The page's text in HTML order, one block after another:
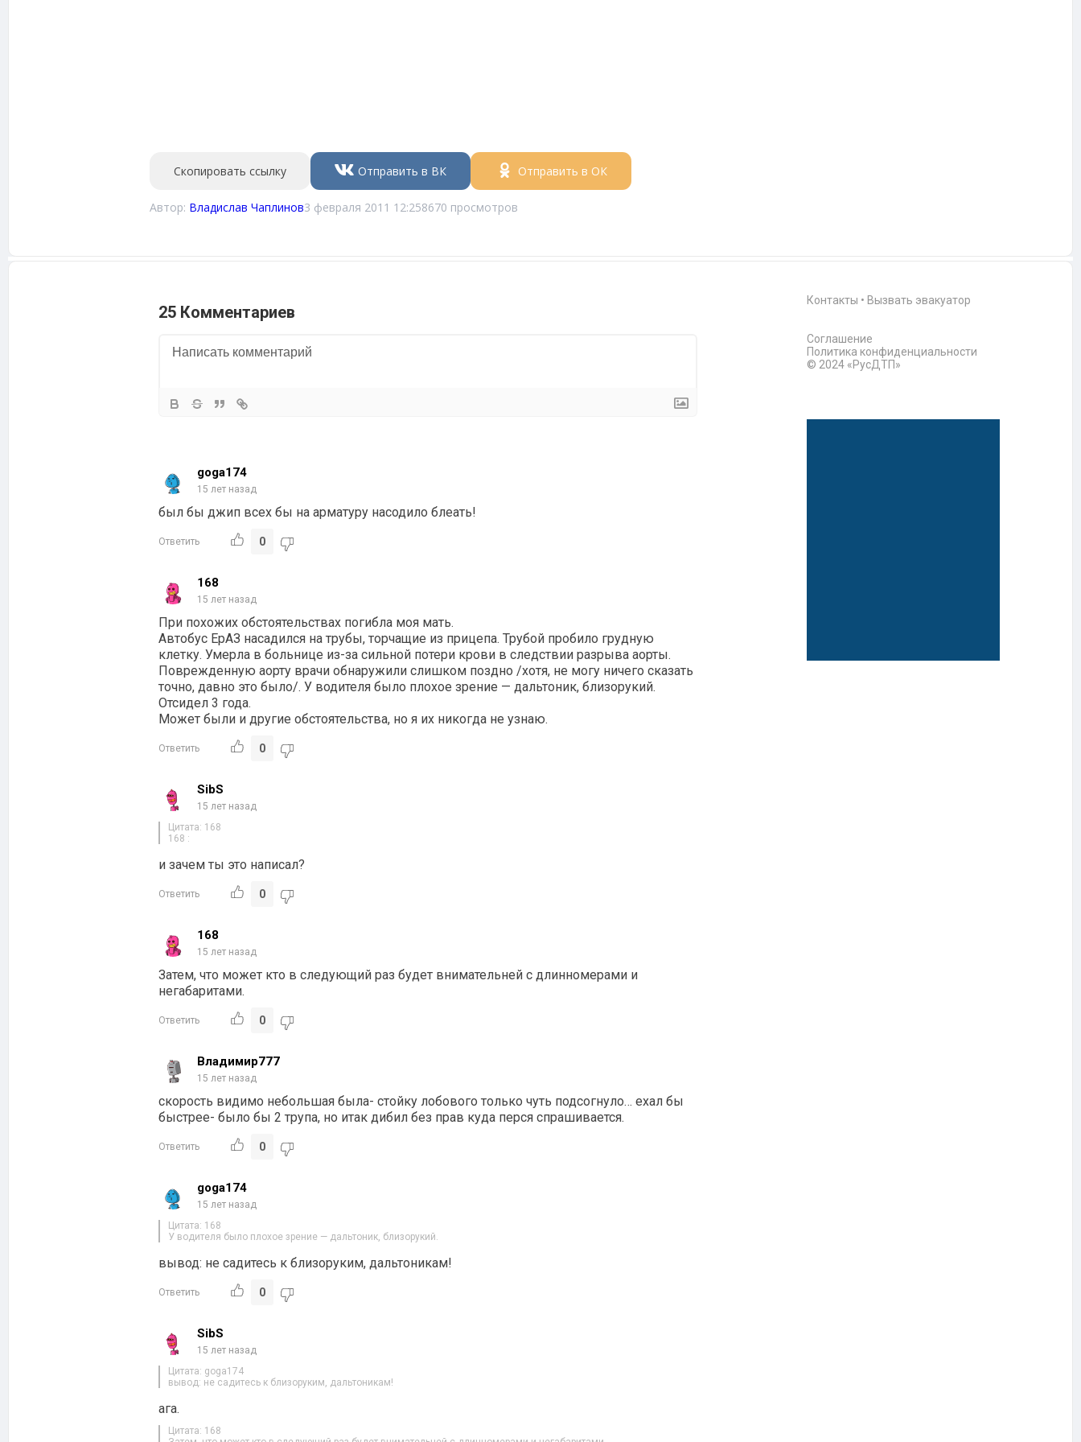
Скопировать ссылку Отправить в ВК Отправить в ОК
Автор: Владислав Чаплинов3 февраля 2011 12:258670 просмотров
25 Комментариев
goga174
15 лет назад
был бы джип всех бы на арматуру насодило блеать!
Ответить 0
168
15 лет назад
При похожих обстоятельствах погибла моя мать.
Автобус ЕрАЗ насадился на трубы, торчащие из прицепа. Трубой пробило грудную
клетку. Умерла в больнице из-за сильной потери крови в следствии разрыва аорты.
Поврежденную аорту врачи обнаружили слишком поздно /хотя, не могу ничего сказать
точно, давно это было/. У водителя было плохое зрение — дальтоник, близорукий.
Отсидел 3 года.
Может были и другие обстоятельства, но я их никогда не узнаю.
Ответить 0
SibS
15 лет назад
Цитата: 168
168 :
и зачем ты это написал?
Ответить 0
168
15 лет назад
Затем, что может кто в следующий раз будет внимательней с длинномерами и
негабаритами.
Ответить 0
Владимир777
15 лет назад
скорость видимо небольшая была- стойку лобового только чуть подсогнуло… ехал бы
быстрее- было бы 2 трупа, но итак дибил без прав куда перся спрашивается.
Ответить 0
goga174
15 лет назад
Цитата: 168
У водителя было плохое зрение — дальтоник, близорукий.
вывод: не садитесь к близоруким, дальтоникам!
Ответить 0
SibS
15 лет назад
Цитата: goga174
вывод: не садитесь к близоруким, дальтоникам!
ага.
Цитата: 168
Контакты • Вызвать эвакуатор
Соглашение
Политика конфиденциальности
© 2024 «РусДТП»